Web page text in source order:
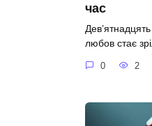
час
любов стає
0 2